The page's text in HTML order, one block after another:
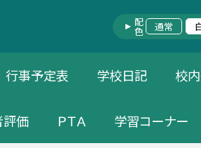
配色 通常
行事予定表 学校日記 校
評価 ＰＴＡ 学習コーナー